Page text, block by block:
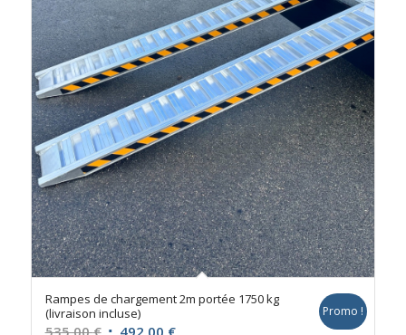
Rampes de chargement 2m portée 1750 kg
(livraison incluse)
Le Le
Promo !